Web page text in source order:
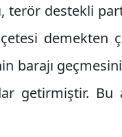
terör destekli
demekten
barajı
getirmiştir. Bu